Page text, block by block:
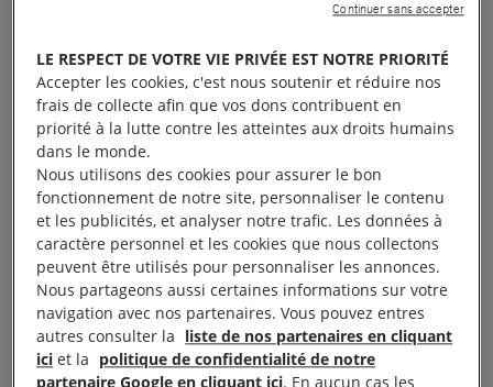
LE RESPECT DE VOTRE VIE PRIVÉE EST NOTRE PRIORITÉ
Accepter les cookies, c'est nous soutenir et réduire nos
frais de collecte afin que vos dons contribuent en
priorité à la lutte contre les atteintes aux droits humains
dans le monde.
Nous utilisons des cookies pour assurer le bon
fonctionnement de notre site, personnaliser le contenu
et les publicités, et analyser notre trafic. Les données à
caractère personnel et les cookies que nous collectons
peuvent être utilisés pour personnaliser les annonces.
Nous partageons aussi certaines informations sur votre
navigation avec nos partenaires. Vous pouvez entres
autres consulter la liste de nos partenaires en cliquant
ici et la politique de confidentialité de notre
partenaire Google en cliquant ici. En aucun cas les
Continuer sans accepter